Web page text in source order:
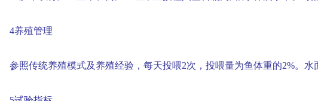
4养殖管理
参照传统养殖模式及养殖经验，每天投喂2次，投喂量为鱼体重的2%。水